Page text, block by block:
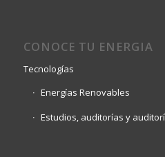
CONOCE TU ENERGIA
Tecnologías
Energías Renovables
Estudios, auditorías y